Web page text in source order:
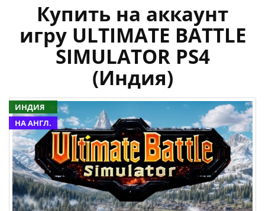
Купить на аккаунт
игру ULTIMATE BATTLE
SIMULATOR PS4
(Индия)
ИНДИЯ
НА АНГЛ.